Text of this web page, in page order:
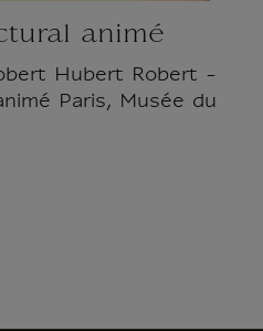
animé
Hubert Robert -
Paris, Musée du